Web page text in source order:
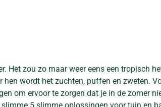
Het zou zo maar weer eens een tropisch
hen wordt het zuchten, puffen en zweten.
om ervoor te zorgen dat je in de zomer